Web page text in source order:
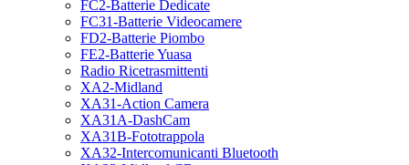
FC2-Batterie Dedicate
FC31-Batterie Videocamere
FD2-Batterie Piombo
FE2-Batterie Yuasa
Radio Ricetrasmittenti
XA2-Midland
XA31-Action Camera
XA31A-DashCam
XA31B-Fototrappola
XA32-Intercomunicanti Bluetooth